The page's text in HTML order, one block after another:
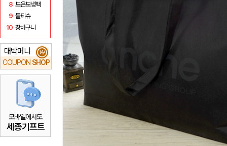
8 보온보냉백
9 물티슈
10 장바구니
대박머니
COUPON SHOP
₩
모바일에서도
세종기프트